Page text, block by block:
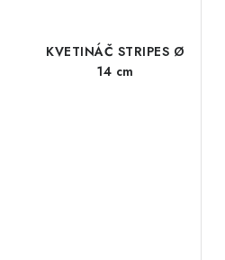
KVETINÁČ STRIPES Ø
14 cm